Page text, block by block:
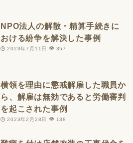
NPO法人の解散・精算手続きに
おける紛争を解決した事例
2023年7月11日 357
横領を理由に懲戒解雇した職員か
ら、解雇は無効であると労働審判
を起こされた事例
2023年2月28日 138